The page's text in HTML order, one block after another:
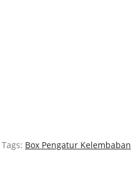
Tags: Box Pengatur Kelembaban